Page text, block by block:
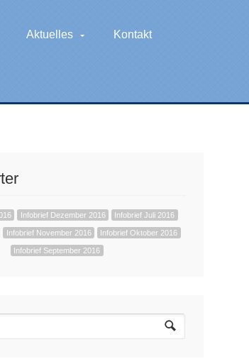
Aktuelles Kontakt
Infobrief Dezember 2016 Infobrief Juli 2016
Infobrief November 2016 Infobrief Oktober 2016
Infobrief September 2016